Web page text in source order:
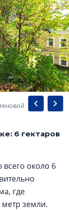
6 гектаров
около 6
где
земли.